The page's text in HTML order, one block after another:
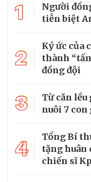
1
Người
tiễn biệt
2
Ký ức của
thành
đồng đội
3
Từ căn
nuôi 7
4
Tổng Bí
tặng huân
chiến sĩ